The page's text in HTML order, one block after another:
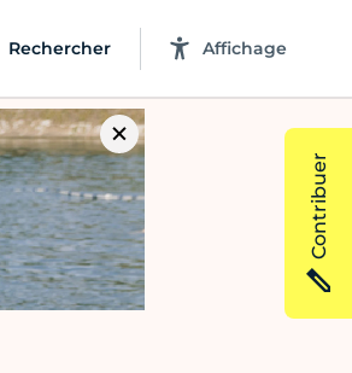
Rechercher Affichage
Contribuer